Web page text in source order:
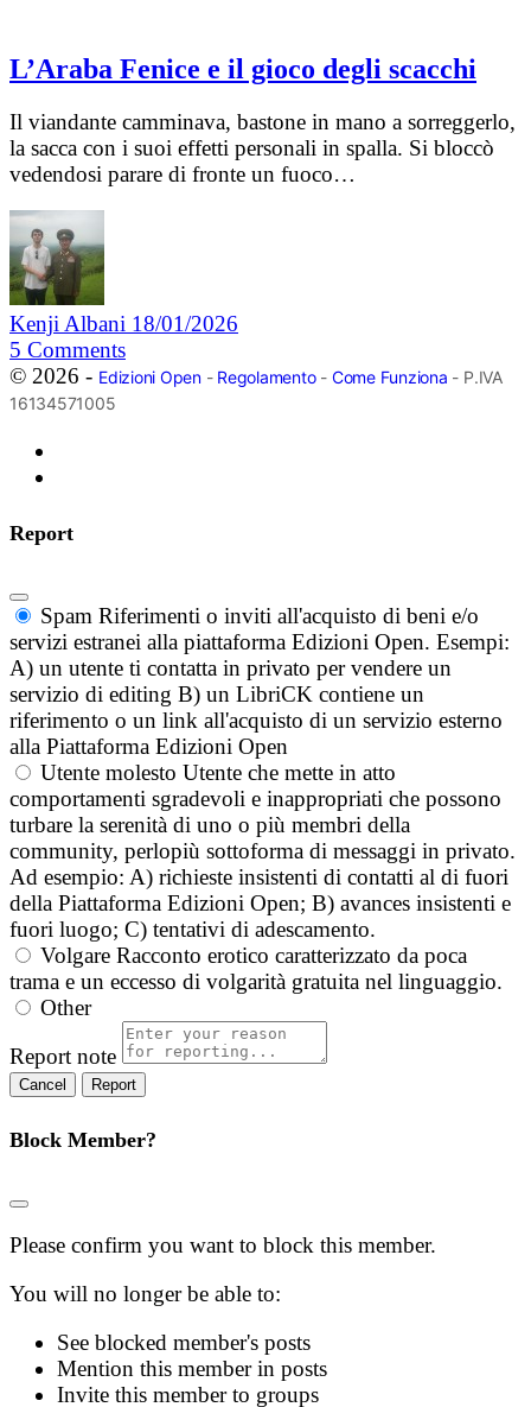
L’Araba Fenice e il gioco degli scacchi
Il viandante camminava, bastone in mano a sorreggerlo,
la sacca con i suoi effetti personali in spalla. Si bloccò
vedendosi parare di fronte un fuoco…
Kenji Albani 18/01/2026
5 Comments
© 2026 - Edizioni Open- Regolamento- Come Funziona - P.IVA
16134571005
Report
Spam Riferimenti o inviti all'acquisto di beni e/o
servizi estranei alla piattaforma Edizioni Open. Esempi:
A) un utente ti contatta in privato per vendere un
servizio di editing B) un LibriCK contiene un
riferimento o un link all'acquisto di un servizio esterno
alla Piattaforma Edizioni Open
Utente molesto Utente che mette in atto
comportamenti sgradevoli e inappropriati che possono
turbare la serenità di uno o più membri della
community, perlopiù sottoforma di messaggi in privato.
Ad esempio: A) richieste insistenti di contatti al di fuori
della Piattaforma Edizioni Open; B) avances insistenti e
fuori luogo; C) tentativi di adescamento.
Volgare Racconto erotico caratterizzato da poca
trama e un eccesso di volgarità gratuita nel linguaggio.
Other
Report note
Report
Block Member?
Please confirm you want to block this member.
You will no longer be able to:
See blocked member's posts
Mention this member in posts
Invite this member to groups